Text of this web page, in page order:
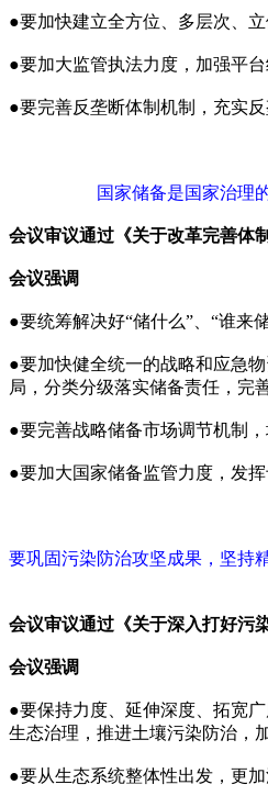
●要加快建立全方位、多层次、
●要加大监管执法力度，加强平
●要完善反垄断体制机制，充实反
国家储备是国家治理
会议审议通过《关于改革完善体
会议强调
●要统筹解决好“储什么”、“谁来
●要加快健全统一的战略和应急
局，分类分级落实储备责任，完
●要完善战略储备市场调节机制
●要加大国家储备监管力度，发
要巩固污染防治攻坚成果，坚持
会议审议通过《关于深入打好污
会议强调
●要保持力度、延伸深度、拓宽
生态治理，推进土壤污染防治，
●要从生态系统整体性出发，更